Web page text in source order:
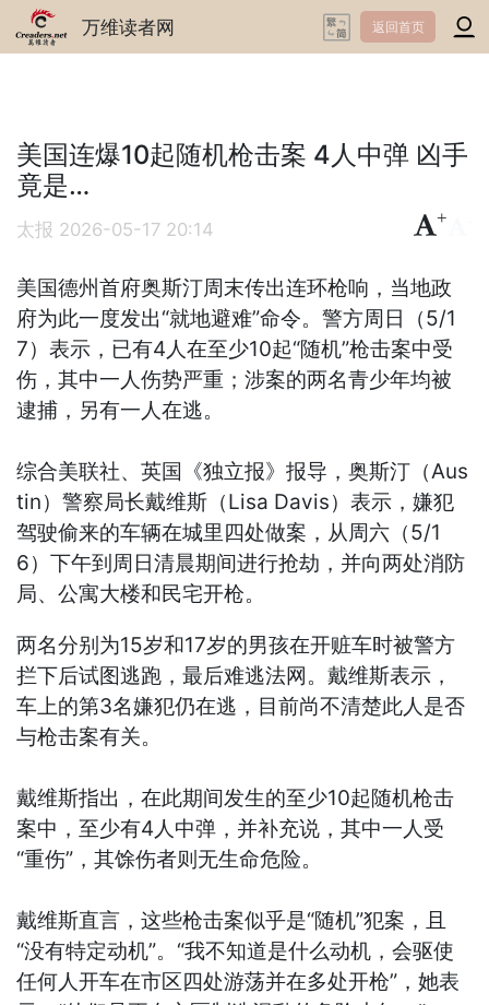
万维读者网 返回首页
美国连爆10起随机枪击案 4人中弹 凶手
竟是…
太报 2026-05-17 20:14
+
美国德州首府奥斯汀周末传出连环枪响，当地政
府为此一度发出“就地避难”命令。警方周日（5/1
7）表示，已有4人在至少10起“随机”枪击案中受
伤，其中一人伤势严重；涉案的两名青少年均被
逮捕，另有一人在逃。
综合美联社、英国《独立报》报导，奥斯汀（Aus
tin）警察局长戴维斯（Lisa Davis）表示，嫌犯
驾驶偷来的车辆在城里四处做案，从周六（5/1
6）下午到周日清晨期间进行抢劫，并向两处消防
局、公寓大楼和民宅开枪。
两名分别为15岁和17岁的男孩在开赃车时被警方
拦下后试图逃跑，最后难逃法网。戴维斯表示，
车上的第3名嫌犯仍在逃，目前尚不清楚此人是否
与枪击案有关。
戴维斯指出，在此期间发生的至少10起随机枪击
案中，至少有4人中弹，并补充说，其中一人受
“重伤”，其馀伤者则无生命危险。
戴维斯直言，这些枪击案似乎是“随机”犯案，且
“没有特定动机”。“我不知道是什么动机，会驱使
任何人开车在市区四处游荡并在多处开枪”，她表